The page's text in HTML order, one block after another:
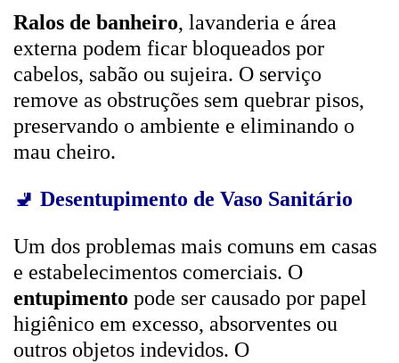
Ralos de banheiro, lavanderia e área
externa podem ficar bloqueados por
cabelos, sabão ou sujeira. O serviço
remove as obstruções sem quebrar pisos,
preservando o ambiente e eliminando o
mau cheiro.
🚽 Desentupimento de Vaso Sanitário
Um dos problemas mais comuns em casas
e estabelecimentos comerciais. O
entupimento pode ser causado por papel
higiênico em excesso, absorventes ou
outros objetos indevidos. O